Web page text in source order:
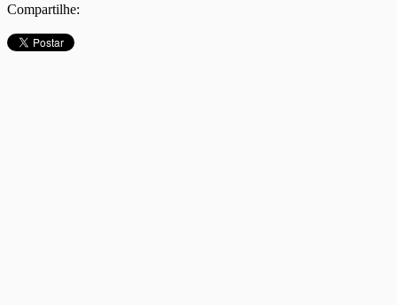
Compartilhe: